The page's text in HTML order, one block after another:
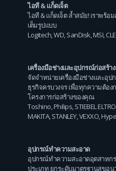
ไอที & แก็ดเจ็ต
ไอที & แก็ดเจ็ต ล้ำสมัย! เราพร้
เต็มรูปแบบ
Logitech,WD,SanDisk,MSI,
เครื่องมือช่างและอุปกรณ์ก่อสร้าง
จัดจำหน่ายเครื่องมือช่างและอุ
ธุรกิจครบวงจร เพื่อทุกความต้อ
โครงการก่อสร้างของคุณ
Toshino,Philips,STIEBEL
MAKITA,STANLEY,VEXXO,
อุปกรณ์ทำความสะอาด
อุปกรณ์ทำความสะอาดอุตสาห
ประเภท ยกระดับมาตรฐานสุขอ